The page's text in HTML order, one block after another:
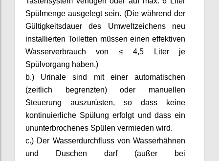
Spülmenge ausgelegt sein. (Die während der
Gültigkeitsdauer des Umweltzeichens neu
installierten Toiletten müssen einen effektiven
Wasserverbrauch von ≤ 4,5 Liter je
Spülvorgang haben.)
b.)
Urinale sind mit einer automatischen
(zeitlich begrenzten) oder manuellen
Steuerung auszurüsten, so dass keine
kontinuierliche Spülung erfolgt und dass ein
ununterbrochenes Spülen vermieden wird.
c.) Der Wasserdurchfluss von Wasserhähnen
und Duschen darf (außer bei